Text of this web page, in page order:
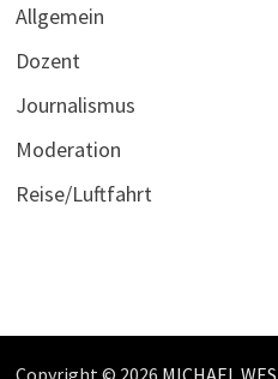
Allgemein
Dozent
Journalismus
Moderation
Reise/Luftfahrt
Copyright © 2026 MICHAEL